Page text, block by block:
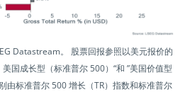
Datastream。 股票回报参照以美元报价的
国成长型（标准普尔 500）“和 ”美国价值型
由标准普尔 500 增长（TR）指数和标准普尔